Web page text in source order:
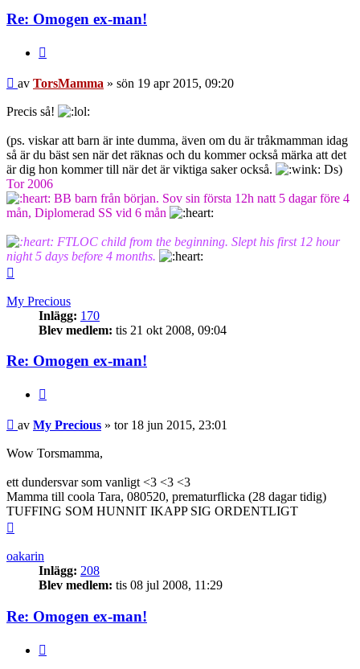
Re: Omogen ex-man!
Inlägg
av TorsMamma » sön 19 apr 2015, 09:20
Precis så!
(ps. viskar att barn är inte dumma, även om du är tråkmamman idag
så är du bäst sen när det räknas och du kommer också märka att det
är dig hon kommer till när det är viktiga saker också.
Ds)
Tor 2006
BB barn från början. Sov sin första 12h natt 5 dagar före 4
mån, Diplomerad SS vid 6 mån
FTLOC child from the beginning. Slept his first 12 hour
night 5 days before 4 months.
My Precious
Inlägg: 170
Blev medlem: tis 21 okt 2008, 09:04
Re: Omogen ex-man!
Inlägg
av My Precious » tor 18 jun 2015, 23:01
Wow Torsmamma,
ett dundersvar som vanligt <3 <3 <3
Mamma till coola Tara, 080520, prematurflicka (28 dagar tidig)
TUFFING SOM HUNNIT IKAPP SIG ORDENTLIGT
oakarin
Inlägg: 208
Blev medlem: tis 08 jul 2008, 11:29
Re: Omogen ex-man!